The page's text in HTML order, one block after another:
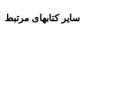
سایر کتابهای مرتبط